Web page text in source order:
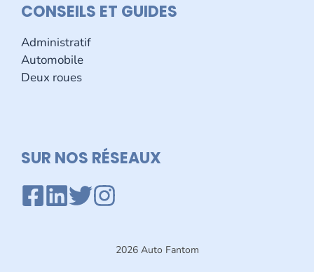
CONSEILS ET GUIDES
Administratif
Automobile
Deux roues
SUR NOS RÉSEAUX
2026 Auto Fantom